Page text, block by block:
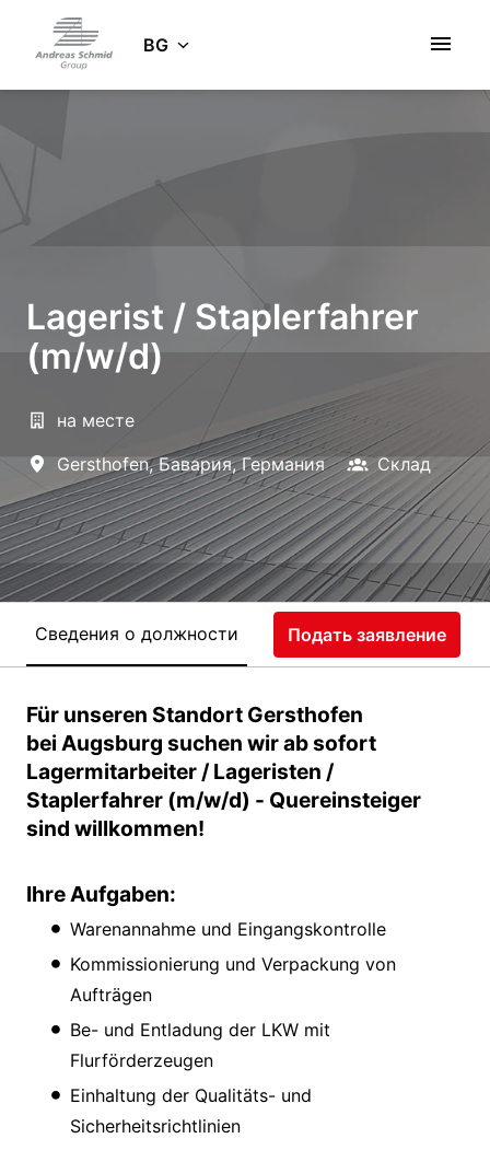
springenStartseite BG
Lagerist / Staplerfahrer
(m/w/d)
на месте
Gersthofen, Бавария, Германия Склад
Сведения о должности Подать заявление
Für unseren Standort Gersthofen
bei Augsburg suchen wir ab sofort
Lagermitarbeiter / Lageristen /
Staplerfahrer (m/w/d) - Quereinsteiger
sind willkommen!
Ihre Aufgaben:
Warenannahme und Eingangskontrolle
Kommissionierung und Verpackung von
Aufträgen
Be- und Entladung der LKW mit
Flurförderzeugen
Einhaltung der Qualitäts- und
Sicherheitsrichtlinien